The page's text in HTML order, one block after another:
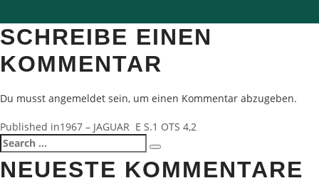
SCHREIBE EINEN
KOMMENTAR
Du musst angemeldet sein, um einen Kommentar abzugeben.
BEITRAGSNAVIGATION
Published in1967 – JAGUAR E S.1 OTS 4,2
Search
for:
Search
NEUESTE KOMMENTARE